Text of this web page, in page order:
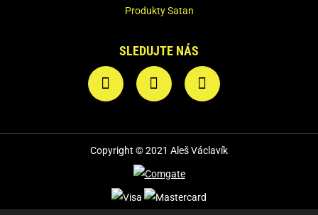
Produkty Satan
SLEDUJTE NÁS
Copyright © 2021 Aleš Václavík